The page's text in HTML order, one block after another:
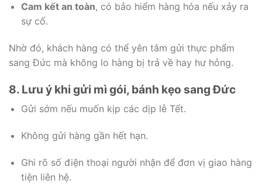
Cam kết an toàn, có bảo hiểm hàng hóa nếu xảy ra
sự cố.
Nhờ đó, khách hàng có thể yên tâm gửi thực phẩm
sang Đức mà không lo hàng bị trả về hay hư hỏng.
8. Lưu ý khi gửi mì gói, bánh kẹo sang Đức
Gửi sớm nếu muốn kịp các dịp lễ Tết.
Không gửi hàng gần hết hạn.
Ghi rõ số điện thoại người nhận để đơn vị giao hàng
tiện liên hệ.